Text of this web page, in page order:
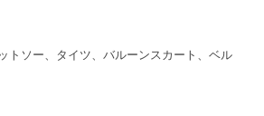
トソー、タイツ、バルーンスカート、ベル